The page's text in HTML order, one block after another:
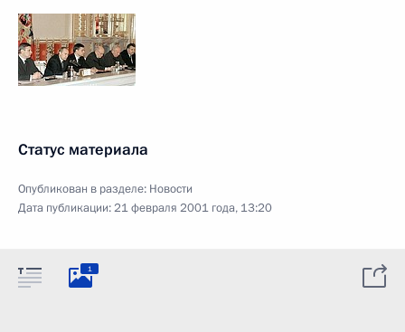
Статус материала
Опубликован в разделе: Новости
Дата публикации:21 февраля 2001 года, 13:20
1